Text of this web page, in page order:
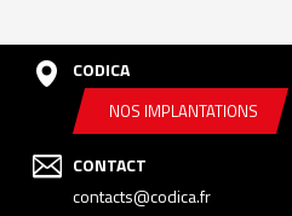
CODICA
NOS IMPLANTATIONS
CONTACT
contacts@codica.fr